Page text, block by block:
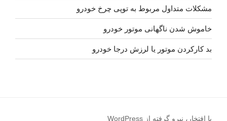
مشکلات متداول مربوط به توپی چرخ خودرو
خاموش شدن ناگهانی موتور خودرو
بد کارکردن موتور یا لرزش درجا خودرو
با افتخار، نیرو گرفته از WordPress